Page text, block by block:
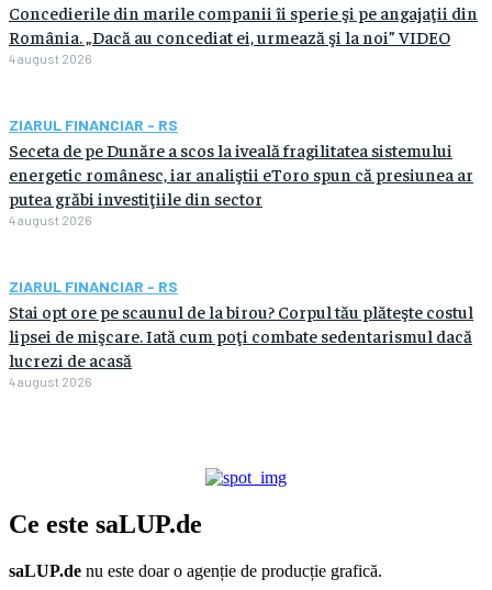
Concedierile din marile companii îi sperie şi pe angajaţii din
România. „Dacă au concediat ei, urmează şi la noi” VIDEO
4 august 2026
ZIARUL FINANCIAR - RS
Seceta de pe Dunăre a scos la iveală fragilitatea sistemului
energetic românesc, iar analiştii eToro spun că presiunea ar
putea grăbi investiţiile din sector
4 august 2026
ZIARUL FINANCIAR - RS
Stai opt ore pe scaunul de la birou? Corpul tău plăteşte costul
lipsei de mişcare. Iată cum poţi combate sedentarismul dacă
lucrezi de acasă
4 august 2026
Ce este saLUP.de
saLUP.de nu este doar o agenție de producție grafică.